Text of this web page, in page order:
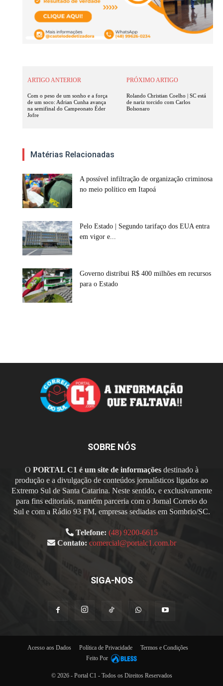
ARTIGO ANTERIOR
Com o peso de um sonho e a força
de um soco: Adrian Cunha avança
na semifinal do Campeonato Éder
Jofre
PRÓXIMO ARTIGO
Rolando Christian Coelho | SC está
de nariz torcido com Carlos
Bolsonaro
Matérias Relacionadas
A possível infiltração de organização criminosa
no meio político em Itapoá
Pelo Estado | Segundo tarifaço dos EUA entra
em vigor e...
Governo distribui R$ 400 milhões em recursos
para o Estado
SOBRE NÓS
O PORTAL C1 é um site de informaçõesdestinado à
produção e a divulgação de conteúdos jornalísticos ligados ao
Extremo Sul de Santa Catarina. Neste sentido, e exclusivamente
para fins editoriais, mantém parceria com o Jornal Correio do
Sul e com a Rádio 93 FM, empresas sediadas em Sombrio/SC.
Telefone: (48) 9200-6615
Contato: comercial@portalc1.com.br
SIGA-NOS
Acesso aos Dados Política de Privacidade
Termos e Condições
Feito Por
© 2026 - Portal C1 - Todos os Direitos Reservados